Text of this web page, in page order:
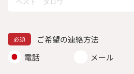
ご希望の連絡方法
電話
メール